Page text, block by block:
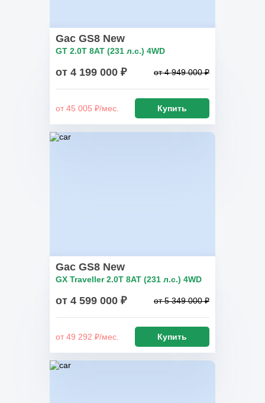
Gac GS8 New
GT 2.0T 8AT (231 л.с.) 4WD
от 4 199 000 ₽ от 4 949 000 ₽
от 45 005 ₽/мес. Купить
Gac GS8 New
GX Traveller 2.0T 8AT (231 л.с.) 4WD
от 4 599 000 ₽ от 5 349 000 ₽
от 49 292 ₽/мес. Купить